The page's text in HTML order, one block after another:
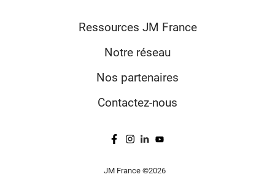
Ressources JM France
Notre réseau
Nos partenaires
Contactez-nous
JM France ©2026